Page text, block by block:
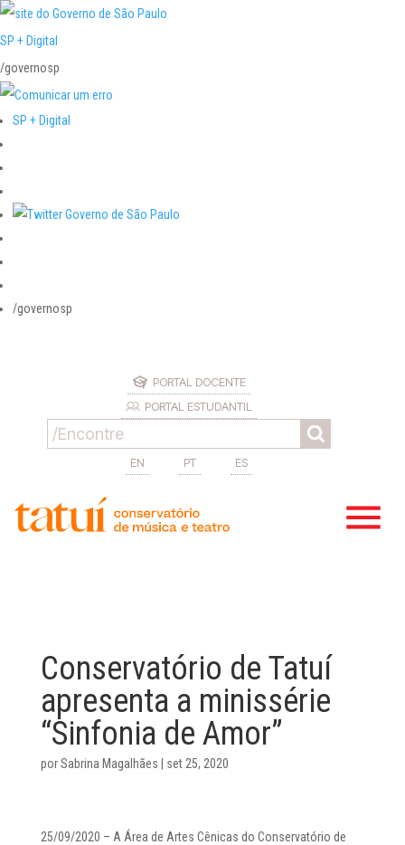
SP + Digital
/governosp
SP + Digital
/governosp
PORTAL DOCENTE
PORTAL ESTUDANTIL
EN PT ES
Conservatório de Tatuí
apresenta a minissérie
“Sinfonia de Amor”
porSabrina Magalhães set 25, 2020
25/09/2020 – A Área de Artes Cênicas do Conservatório de